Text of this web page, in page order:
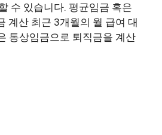
수 있습니다. 평균임금 혹은
계산 최근 3개월의 월 급여 대
통상임금으로 퇴직금을 계산